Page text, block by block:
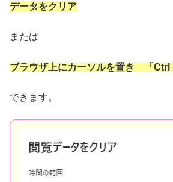
データをクリア
または
ブラウザ上にカーソルを置き 「Ctrl
できます。